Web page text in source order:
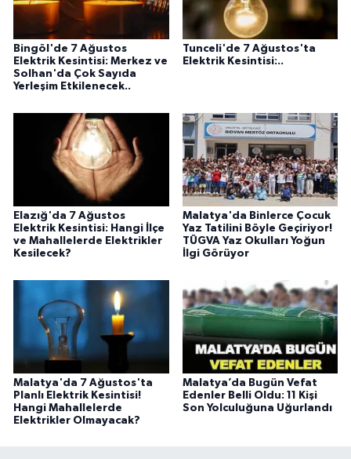
Bingöl'de 7 Ağustos
Elektrik Kesintisi: Merkez ve
Solhan'da Çok Sayıda
Yerleşim Etkilenecek..
Tunceli'de 7 Ağustos'ta
Elektrik Kesintisi:..
Elazığ'da 7 Ağustos
Elektrik Kesintisi: Hangi İlçe
ve Mahallelerde Elektrikler
Kesilecek?
Malatya'da Binlerce Çocuk
Yaz Tatilini Böyle Geçiriyor!
TÜGVA Yaz Okulları Yoğun
İlgi Görüyor
Malatya'da 7 Ağustos'ta
Planlı Elektrik Kesintisi!
Hangi Mahallelerde
Elektrikler Olmayacak?
Malatya’da Bugün Vefat
Edenler Belli Oldu: 11 Kişi
Son Yolculuğuna Uğurlandı